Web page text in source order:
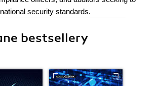
security standards.
bestsellery